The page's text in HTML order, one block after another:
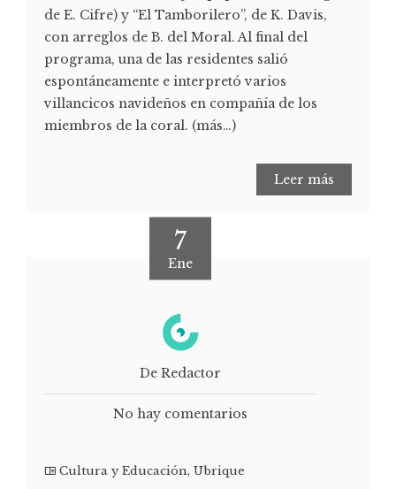
de E. Cifre) y “El Tamborilero”, de K. Davis,
con arreglos de B. del Moral. Al final del
programa, una de las residentes salió
espontáneamente e interpretó varios
villancicos navideños en compañía de los
miembros de la coral. (más…)
Leer más
7
Ene
De Redactor
No hay comentarios
Cultura y Educación, Ubrique